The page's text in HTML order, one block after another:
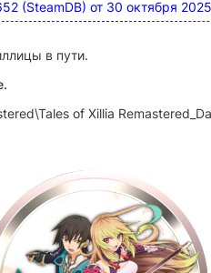
(SteamDB) от 30 октября 2025
в пути.
of Xillia